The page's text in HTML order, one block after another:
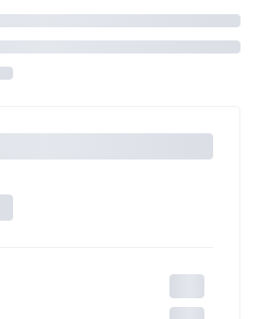
rezerwacje dla każdego
się z nami,by złożyć